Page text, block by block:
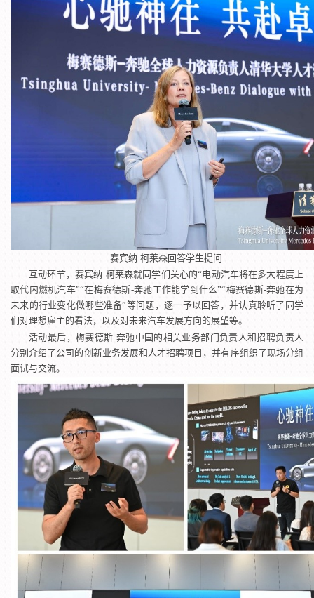
赛宾纳·柯莱森回答学生提问
互动环节，赛宾纳·柯莱森就同学们关心的“电动汽车将在多大程度上
取代内燃机汽车”“在梅赛德斯-奔驰工作能学到什么”“梅赛德斯-奔驰在为
未来的行业变化做哪些准备”等问题，逐一予以回答，并认真聆听了同学
们对理想雇主的看法，以及对未来汽车发展方向的展望等。
活动最后，梅赛德斯-奔驰中国的相关业务部门负责人和招聘负责人
分别介绍了公司的创新业务发展和人才招聘项目，并有序组织了现场分组
面试与交流。